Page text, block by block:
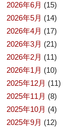
2026年6月 (15)
2026年5月 (14)
2026年4月 (17)
2026年3月 (21)
2026年2月 (11)
2026年1月 (10)
2025年12月 (11)
2025年11月 (8)
2025年10月 (4)
2025年9月 (12)